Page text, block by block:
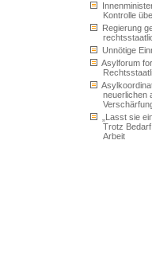
Kontrolle
Regierung
Unnötige
Asylforum
neuerlichen
„Lasst sie
Trotz
Arbeit